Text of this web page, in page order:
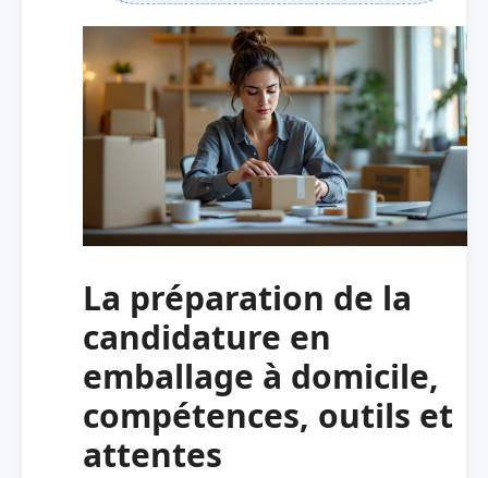
La préparation de la
candidature en
emballage à domicile,
compétences, outils et
attentes